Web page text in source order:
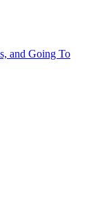
and Going To